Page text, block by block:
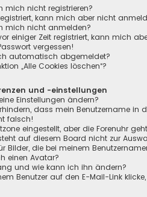
mich nicht registrieren?
kann mich aber nicht
mich nicht anmelden?
einiger Zeit registriert, kann mich
vergessen!
automatisch abgemeldet?
„Alle Cookies löschen“?
und -einstellungen
Einstellungen ändern?
dass mein Benutzername in
falsch!
eingestellt, aber die Forenuhr
auf diesem Board nicht zur
Bilder, die bei meinem
einen Avatar?
und wie kann ich ihn ändern?
Benutzer auf den E-Mail-Link